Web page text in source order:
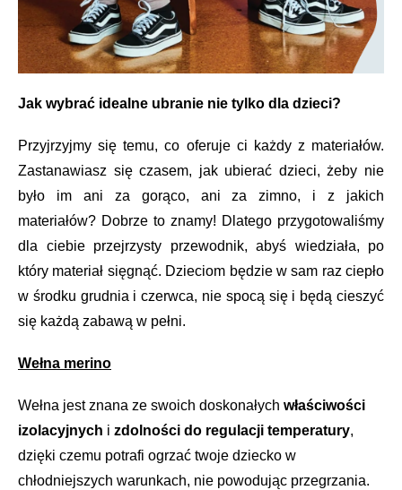
Jak wybrać idealne ubranie nie tylko dla dzieci?
Przyjrzyjmy się temu, co oferuje ci każdy z materiałów.
Zastanawiasz się czasem, jak ubierać dzieci, żeby nie
było im ani za gorąco, ani za zimno, i z jakich
materiałów? Dobrze to znamy! Dlatego przygotowaliśmy
dla ciebie przejrzysty przewodnik, abyś wiedziała, po
który materiał sięgnąć. Dzieciom będzie w sam raz ciepło
w środku grudnia i czerwca, nie spocą się i będą cieszyć
się każdą zabawą w pełni.
Wełna merino
Wełna jest znana ze swoich doskonałych właściwości
izolacyjnych i zdolności do regulacji temperatury,
dzięki czemu potrafi ogrzać twoje dziecko w
chłodniejszych warunkach, nie powodując przegrzania.